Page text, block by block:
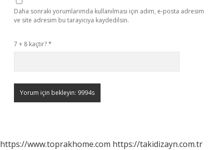
Daha sonraki yorumlarımda kullanılması için adım, e-posta adresim
ve site adresim bu tarayıcıya kaydedilsin.
7 + 8 kaçtır?*
https://www.toprakhome.com https://takidizayn.com.tr